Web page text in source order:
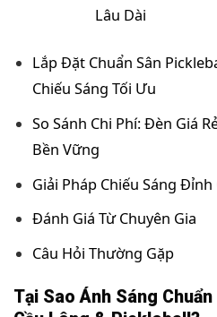
Lâu Dài
Lắp Đặt Chuẩn Sân
Chiếu Sáng Tối Ưu
So Sánh Chi Phí: Đèn Giá
Bền Vững
Giải Pháp Chiếu Sáng
Đánh Giá Từ Chuyên Gia
Câu Hỏi Thường Gặp
Tại Sao Ánh Sáng